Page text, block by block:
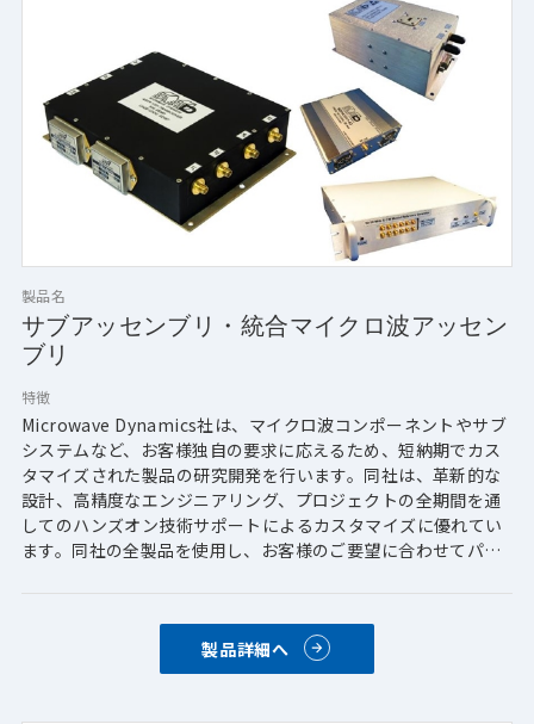
製品名
サブアッセンブリ・統合マイクロ波アッセン
ブリ
特徴
Microwave Dynamics社は、マイクロ波コンポーネントやサブ
システムなど、お客様独自の要求に応えるため、短納期でカス
タマイズされた製品の研究開発を行います。同社は、革新的な
設計、高精度なエンジニアリング、プロジェクトの全期間を通
してのハンズオン技術サポートによるカスタマイズに優れてい
ます。同社の全製品を使用し、お客様のご要望に合わせてパッ
製品詳細へ